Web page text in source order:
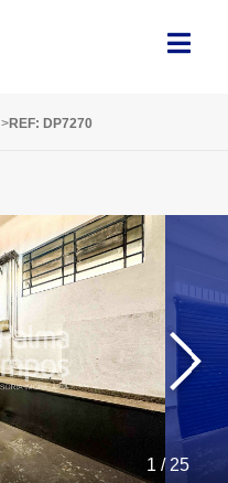
>REF: DP7270
›
1 / 25